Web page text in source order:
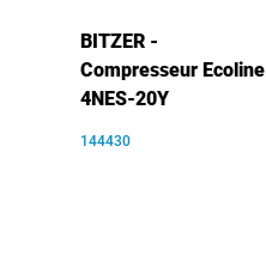
BITZER -
Compresseur Ecoline
4NES-20Y
144430